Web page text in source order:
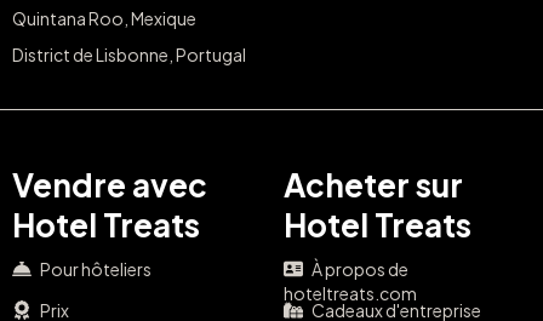
Quintana Roo, Mexique
District de Lisbonne, Portugal
Vendre avec
Hotel Treats
Pour hôteliers
Prix
Acheter sur
Hotel Treats
À propos de
hoteltreats.com
Cadeaux d'entreprise